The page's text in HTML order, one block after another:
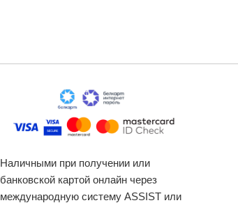
Наличными при получении или
банковской картой онлайн через
международную систему ASSIST или